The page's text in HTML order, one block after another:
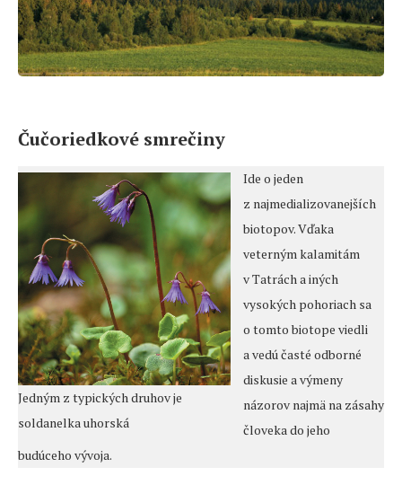
Čučoriedkové smrečiny
Jedným z typických druhov je
soldanelka uhorská
Ide o jeden
z najmedializovanejších
biotopov. Vďaka
veterným kalamitám
v Tatrách a iných
vysokých pohoriach sa
o tomto biotope viedli
a vedú časté odborné
diskusie a výmeny
názorov najmä na zásahy
človeka do jeho
budúceho vývoja.